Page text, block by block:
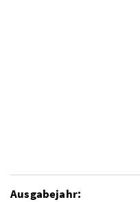
Ausgabejahr: